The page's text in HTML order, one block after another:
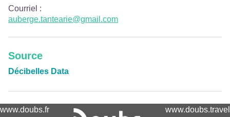
Courriel :
auberge.tantearie@gmail.com
Source
Décibelles Data
www.doubs.fr www.doubs.travel